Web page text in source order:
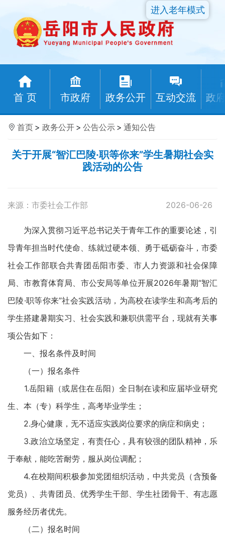
首 页 市政府 政务公开 互动交流 政
进入老年模式
首页 > 政务公开 > 公告公示 > 通知公告
关于开展“智汇巴陵·职等你来”学生暑期社会实
践活动的公告
来源：市委社会工作部 2026-06-26
为深入贯彻习近平总书记关于青年工作的重要论述，引
导青年担当时代使命、练就过硬本领、勇于砥砺奋斗，市委
社会工作部联合共青团岳阳市委、市人力资源和社会保障
局、市教育体育局、市公安局等单位开展2026年暑期“智汇
巴陵·职等你来”社会实践活动，为高校在读学生和高考后的
学生搭建暑期实习、社会实践和兼职供需平台，现就有关事
项公告如下：
一、报名条件及时间
（一）报名条件
1.岳阳籍（或居住在岳阳）全日制在读和应届毕业研究
生、本（专）科学生，高考毕业学生；
2.身心健康，无不适应实践岗位要求的病症和病史；
3.政治立场坚定，有责任心，具有较强的团队精神，乐
于奉献，能吃苦耐劳，服从岗位调配；
4.在校期间积极参加党团组织活动，中共党员（含预备
党员）、共青团员、优秀学生干部、学生社团骨干、有志愿
服务经历者优先。
（二）报名时间